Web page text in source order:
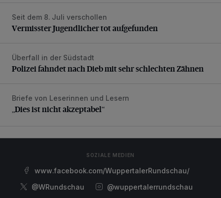
Vermisster Jugendlicher tot aufgefunden
Seit dem 8. Juli verschollen
Vermisster Jugendlicher tot aufgefunden
Polizei fahndet nach Dieb mit sehr schlechten Zähnen
Überfall in der Südstadt
Polizei fahndet nach Dieb mit sehr schlechten Zähnen
„Dies ist nicht akzeptabel“
Briefe von Leserinnen und Lesern
„Dies ist nicht akzeptabel“
SOZIALE MEDIEN
www.facebook.com/WuppertalerRundschau/
@WRundschau
@wuppertalerrundschau